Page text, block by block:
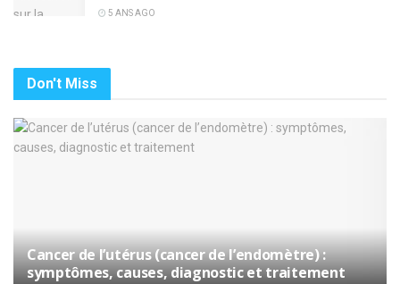
5 ANS AGO
Don't Miss
Cancer de l’utérus (cancer de l’endomètre) :
symptômes, causes, diagnostic et traitement